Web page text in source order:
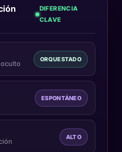
DIFERENCIA
CLAVE
ORQUESTADO
ESPONTÁNEO
ALTO